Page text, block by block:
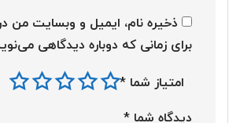
ذخیره نام، ایمیل و وبسایت من
برای زمانی که دوباره دیدگاهی
امتیاز شما *
دیدگاه شما *